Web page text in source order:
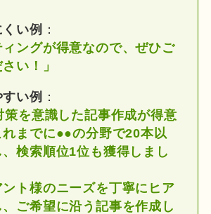
い例 ：
ィングが得意なので、ぜひご
い！」
い例 ：
策を意識した記事作成が得意
れまでに●●の分野で20本以
、検索順位1位も獲得しまし
ト様のニーズを丁寧にヒア
、ご希望に沿う記事を作成し